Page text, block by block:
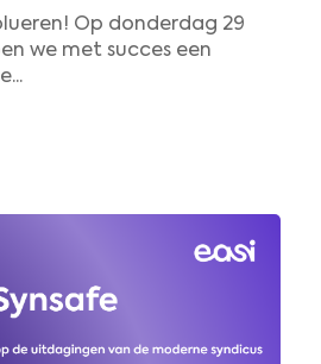
Op donderdag 29
we met succes een